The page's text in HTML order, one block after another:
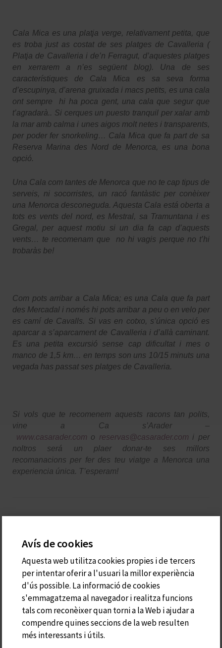
Cala Mica es una platja verge, relativament petita, que
es troba just as costat de ses platges de Cavalleria (
Platja de Cavalleria i de’n Ferragut, d’aquestes platges
en xerrarem a n’es següent blog). Una de ses
característiques de Cala Mica es sa seva forma
d’escupinya, d’arena gruixada i macs petits, es una cala
ont sempre hi ha poca gent, una cala que segur que
t’agradarà.. Si cerques un puesto tranquil per xalar amb
la mar amb calma i unes aigos molt netes i transparents,
per poder fer snorkeling… Cala Mica que fa part de sa
Reserva Marina des Nord de Menorca, es una bona
opció.
Una Cala com tantes de Menorca que no te cap tipus de
serveis, ni socorristes, un racó fantàstic per conèixer
una Menorca desconeguda. Aquesta Cala está oberta a
tots es vents del nord, es Mestral, sa Tramuntana i es
Gregal, per aquest motiu si un dia fa cap d’aquests
vents… te recomenam que no hi vagis perque no t’hi
trobaràs be!
Com pots arribar a Cala Mica; es una Cala que fa part
des Mercadal i només hi pots arribar a peu o en velo per
es camí de Cavalls. Si vas en cotxo, s’única opció es
aparcar a s’aparcament de Cavalleria i d’allà caminant.
Es una petita excursió sense cap dificultat i mes o
manco de 1,5 km… en temps son uns 10/15 minuts una
vegada has passat ses platges de Cavalleria.
Si vols que te recomenem aquests racons tan polits,
vine a Ca s’Arader –
www.casarader.com o reservas@casarader.com i per
noltros será un plaer donar-te ses millors
recomanacions per fer des teu viatge a Menorca una
experiencia única. T’esperam!
Avís de cookies
Aquesta web utilitza cookies propies i de tercers
per intentar oferir a l'usuari la millor experiència
d'ús possible. La informació de cookies
s'emmagatzema al navegador i realitza funcions
tals com reconèixer quan torni a la Web i ajudar a
compendre quines seccions de la web resulten
més interessants i útils.